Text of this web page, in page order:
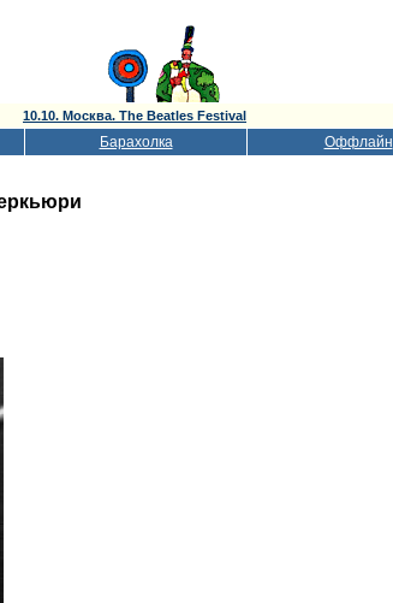
10.10. Москва. The Beatles Festival
Барахолка Оффлайн